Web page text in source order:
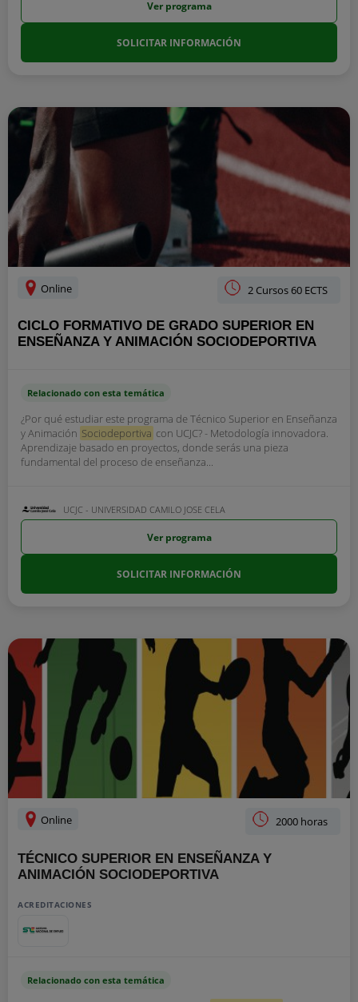
Ver programa
SOLICITAR INFORMACIÓN
Online 2 Cursos 60 ECTS
CICLO FORMATIVO DE GRADO SUPERIOR EN
ENSEÑANZA Y ANIMACIÓN SOCIODEPORTIVA
Relacionado con esta temática
¿Por qué estudiar este programa de Técnico Superior en Enseñanza
y Animación Sociodeportiva con UCJC? - Metodología innovadora.
Aprendizaje basado en proyectos, donde serás una pieza
fundamental del proceso de enseñanza...
UCJC - UNIVERSIDAD CAMILO JOSE CELA
Ver programa
SOLICITAR INFORMACIÓN
Online 2000 horas
TÉCNICO SUPERIOR EN ENSEÑANZA Y
ANIMACIÓN SOCIODEPORTIVA
ACREDITACIONES
Relacionado con esta temática